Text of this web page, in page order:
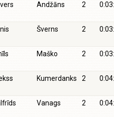
Andžāns 2
Šverns 2
Maško 2
Kumerdanks 2
Vanags 2